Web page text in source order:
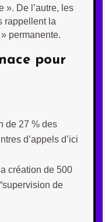
». De l’autre, les
rappellent la
permanente.
pour
de 27 % des
d’appels d’ici
création de 500
de